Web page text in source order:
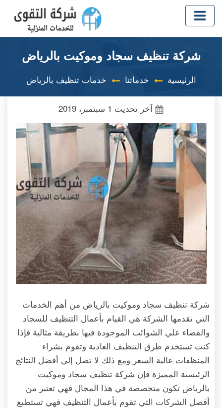
شركة تنظيف سجاد وموكيت بالرياض
الرئيسية خدماتنا خدمات تنظيف بالرياض
آخر تحديث 1 سبتمبر، 2019
شركة تنظيف سجاد وموكيت بالرياض من أهم الخدمات
التي تقدمها الشركة هي القيام بأعمال التنظيف للسجاد
والقضاء علي الشوائب الموجودة فيها بطريقة مثالية فإذا
كنت تستخدم طرق التنظيف العادية وتقوم بشراء
المنظفات عالية السعر ومع ذلك لا تصل إلي أفضل النتائج
الرئيسية المميزة فإن شركة تنظيف سجاد وموكيت
بالرياض تكون متخصصة في هذا المجال فهي تعتبر من
أفضل الشركات التي تقوم بأعمال التنظيف فهي تستطيع